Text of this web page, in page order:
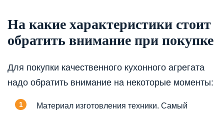
На какие характеристики стоит
обратить внимание при покупке
Для покупки качественного кухонного агрегата
надо обратить внимание на некоторые моменты:
Материал изготовления техники. Самый